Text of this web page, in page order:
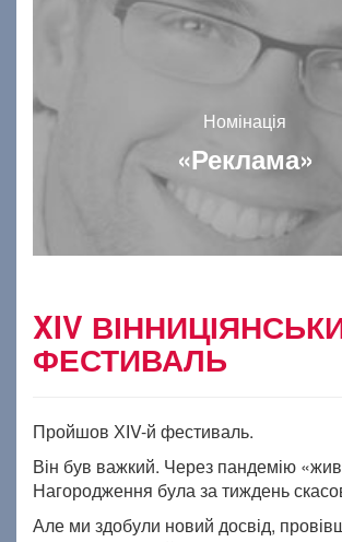
Номінація
«Реклама»
XIV
ФЕСТИВАЛЬ
Пройшов ХІV-й фестиваль.
Він був важкий. Через пандемію
Нагородження була за тиждень
Але ми здобули новий досвід,